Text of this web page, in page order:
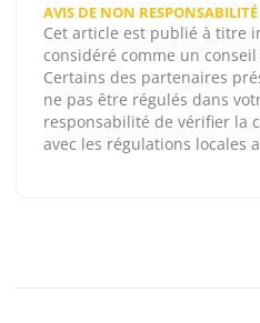
AVIS DE NON RESPONSABILITÉ
Cet article est publié à titre
considéré comme un
Certains des partenaires
ne pas être régulés dans
responsabilité de vérifier la
avec les régulations locales